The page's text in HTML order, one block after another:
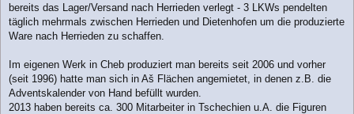
bereits das Lager/Versand nach Herrieden verlegt - 3 LKWs pendelten
täglich mehrmals zwischen Herrieden und Dietenhofen um die produzierte
Ware nach Herrieden zu schaffen.
Im eigenen Werk in Cheb produziert man bereits seit 2006 und vorher
(seit 1996) hatte man sich in Aš Flächen angemietet, in denen z.B. die
Adventskalender von Hand befüllt wurden.
2013 haben bereits ca. 300 Mitarbeiter in Tschechien u.A. die Figuren